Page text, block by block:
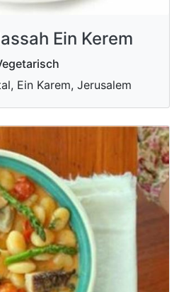
Ein Kerem
Ein Karem, Jerusalem